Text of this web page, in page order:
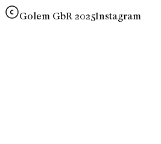
Golem GbR 2025Instagram